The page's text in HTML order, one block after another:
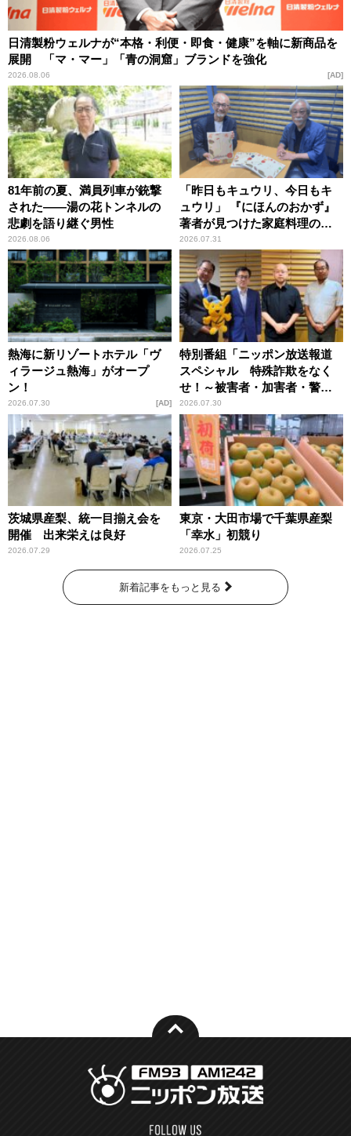
日清製粉ウェルナが“本格・利便・即食・健康”を軸に新商品を
展開 「マ・マー」「青の洞窟」ブランドを強化
2026.08.06 AD
81年前の夏、満員列車が銃撃
された――湯の花トンネルの
悲劇を語り継ぐ男性
2026.08.06
「昨日もキュウリ、今日もキ
ュウリ」 『にほんのおかず』
著者が見つけた家庭料理の知
恵
2026.07.31
熱海に新リゾートホテル「ヴ
ィラージュ熱海」がオープ
ン！
2026.07.30 AD
特別番組「ニッポン放送報道
スペシャル 特殊詐欺をなく
せ！～被害者・加害者・警視
庁が語るトクリュウの実態
～」放送
2026.07.30
茨城県産梨、統一目揃え会を
開催 出来栄えは良好
2026.07.29
東京・大田市場で千葉県産梨
「幸水」初競り
2026.07.25
新着記事をもっと見る